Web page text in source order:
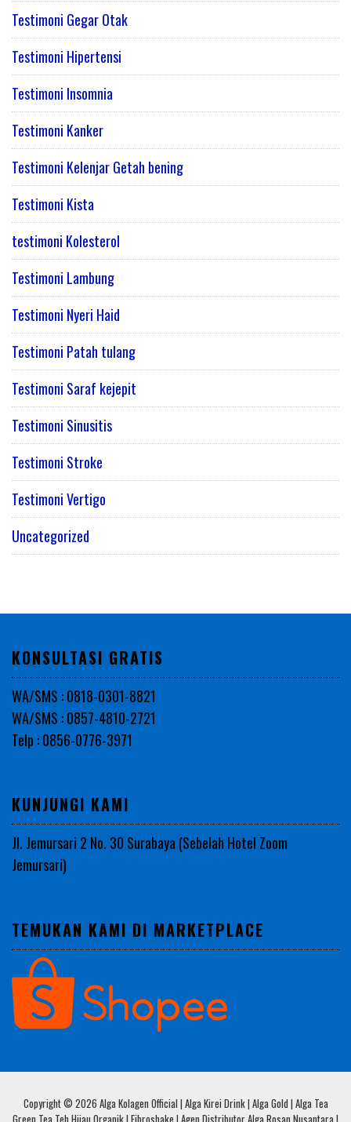
Testimoni Gegar Otak
Testimoni Hipertensi
Testimoni Insomnia
Testimoni Kanker
Testimoni Kelenjar Getah bening
Testimoni Kista
testimoni Kolesterol
Testimoni Lambung
Testimoni Nyeri Haid
Testimoni Patah tulang
Testimoni Saraf kejepit
Testimoni Sinusitis
Testimoni Stroke
Testimoni Vertigo
Uncategorized
KONSULTASI GRATIS
WA/SMS : 0818-0301-8821
WA/SMS : 0857-4810-2721
Telp : 0856-0776-3971
KUNJUNGI KAMI
Jl. Jemursari 2 No. 30 Surabaya (Sebelah Hotel Zoom
Jemursari)
TEMUKAN KAMI DI MARKETPLACE
Copyright © 2026 Alga Kolagen Official | Alga Kirei Drink | Alga Gold | Alga Tea
Green Tea Teh Hijau Organik | Fibroshake | Agen Distributor Alga Rosan Nusantara |